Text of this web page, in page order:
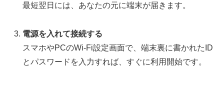
最短翌日には、あなたの元に端末が届きます。
電源を入れて接続する
スマホやPCのWi-Fi設定画面で、端末裏に書かれたID
とパスワードを入力すれば、すぐに利用開始です。